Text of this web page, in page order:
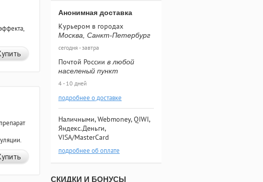
Анонимная доставка
Курьером в городах
Москва, Санкт-Петербург
сегодня - завтра
Почтой России в любой
населеный пункт
4 - 10 дней
подробнее о доставке
Наличными, Webmoney, QIWI,
Яндекс.Деньги,
VISA/MasterCard
подробнее об оплате
СКИДКИ И БОНУСЫ